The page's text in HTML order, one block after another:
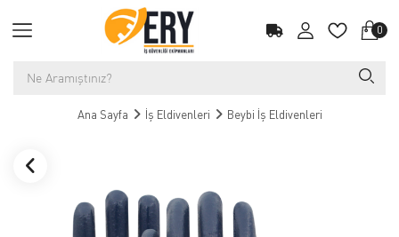
0
Ana Sayfa İş Eldivenleri Beybi İş Eldivenleri